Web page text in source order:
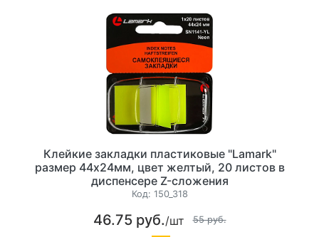
Клейкие закладки пластиковые "Lamark"
размер 44х24мм, цвет желтый, 20 листов в
диспенсере Z-сложения
Код: 150_318
46.75 руб./шт 55 руб.